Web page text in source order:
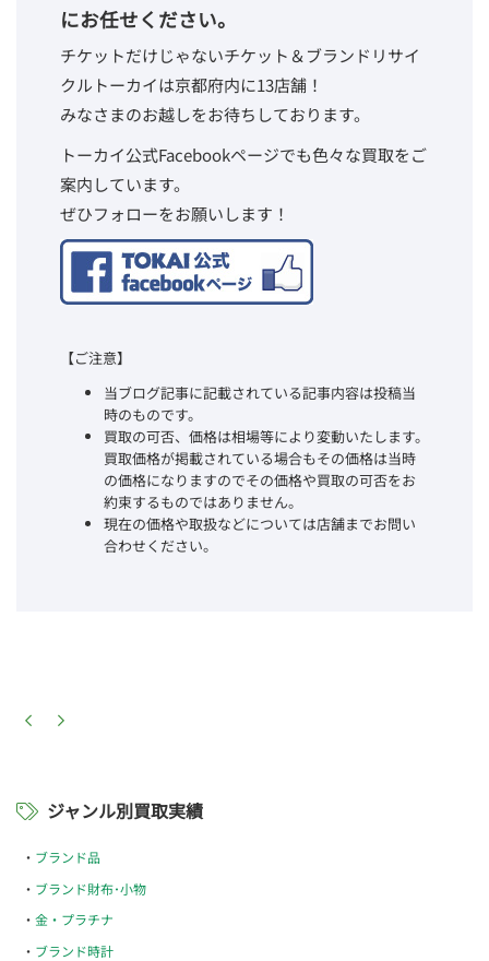
にお任せください。
チケットだけじゃないチケット＆ブランドリサイ
クルトーカイは京都府内に13店舗！
みなさまのお越しをお待ちしております。
トーカイ公式Facebookページでも色々な買取をご
案内しています。
ぜひフォローをお願いします！
【ご注意】
当ブログ記事に記載されている記事内容は投稿当
時のものです。
買取の可否、価格は相場等により変動いたします。
買取価格が掲載されている場合もその価格は当時
の価格になりますのでその価格や買取の可否をお
約束するものではありません。
現在の価格や取扱などについては店舗までお問い
合わせください。
ジャンル別買取実績
ブランド品
ブランド財布･小物
金・プラチナ
ブランド時計